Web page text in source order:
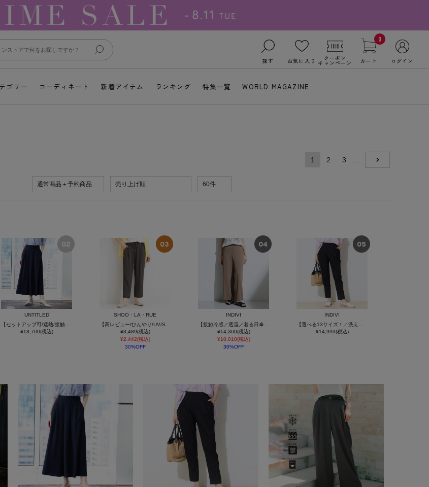
探す お気に入り クーポン
キャンペーン
0
カート ログイン
ゴリー コーディネート 新着アイテム ランキング 特集一覧 WORLD MAGAZINE
通常商品＋予約商品 売り上げ順 60件
1 2 3
UNTITLED
¥18,700(税込)
SHOO・LA・RUE
¥3,489(税込)
¥2,442(税込)
30%OFF
INDIVI
¥14,300(税込)
¥10,010(税込)
30%OFF
INDIVI
¥14,993(税込)